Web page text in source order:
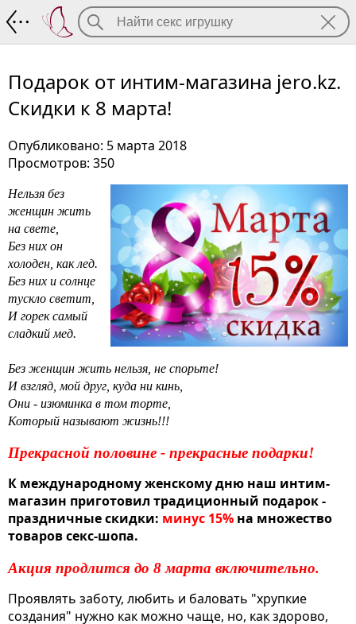
Подарок от интим-магазина jero.kz.
Скидки к 8 марта!
Опубликовано: 5 марта 2018
Просмотров: 350
Нельзя без
женщин жить
на свете,
Без них он
холоден, как лед.
Без них и солнце
тускло светит,
И горек самый
сладкий мед.
Без женщин жить нельзя, не спорьте!
И взгляд, мой друг, куда ни кинь,
Они - изюминка в том торте,
Который называют жизнь!!!
Прекрасной половине - прекрасные подарки!
К международному женскому дню наш интим-
магазин приготовил традиционный подарок -
праздничные скидки: минус 15% на множество
товаров секс-шопа.
Акция продлится до 8 марта включительно.
Проявлять заботу, любить и баловать "хрупкие
создания" нужно как можно чаще, но, как здорово,
Подарок от интим-магазина jero.kz.